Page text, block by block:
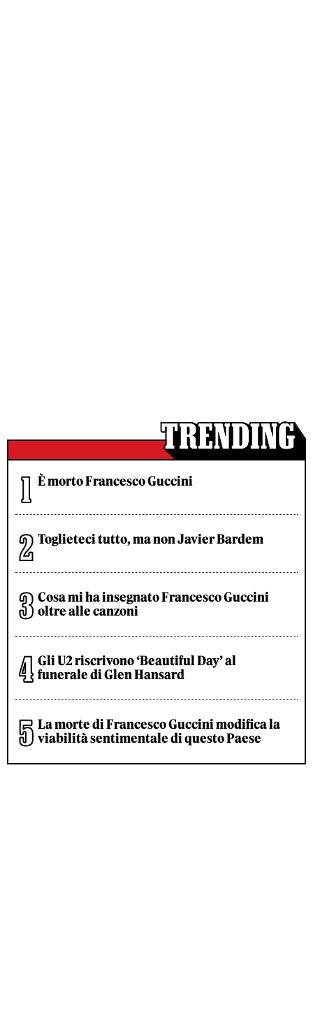
È morto Francesco Guccini
Toglieteci tutto, ma non Javier Bardem
Cosa mi ha insegnato Francesco Guccini
oltre alle canzoni
Gli U2 riscrivono ‘Beautiful Day’ al
funerale di Glen Hansard
La morte di Francesco Guccini modifica la
viabilità sentimentale di questo Paese